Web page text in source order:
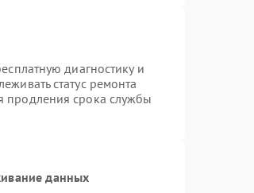
диагностику и
статус ремонта
продления срока службы
данных